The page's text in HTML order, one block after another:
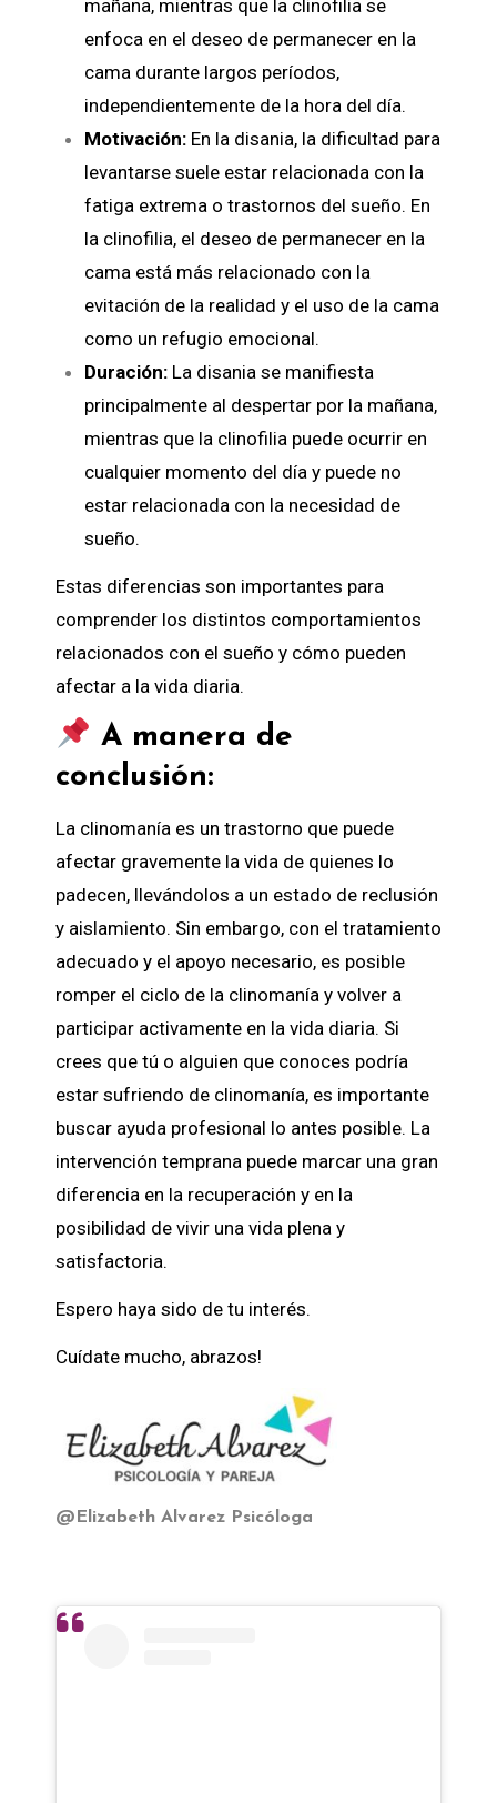
mañana, mientras que la clinofilia se
enfoca en el deseo de permanecer en la
cama durante largos períodos,
independientemente de la hora del día.
Motivación: En la disania, la dificultad para
levantarse suele estar relacionada con la
fatiga extrema o trastornos del sueño. En
la clinofilia, el deseo de permanecer en la
cama está más relacionado con la
evitación de la realidad y el uso de la cama
como un refugio emocional.
Duración: La disania se manifiesta
principalmente al despertar por la mañana,
mientras que la clinofilia puede ocurrir en
cualquier momento del día y puede no
estar relacionada con la necesidad de
sueño.
Estas diferencias son importantes para
comprender los distintos comportamientos
relacionados con el sueño y cómo pueden
afectar a la vida diaria.
A manera de
conclusión:
La clinomanía es un trastorno que puede
afectar gravemente la vida de quienes lo
padecen, llevándolos a un estado de reclusión
y aislamiento. Sin embargo, con el tratamiento
adecuado y el apoyo necesario, es posible
romper el ciclo de la clinomanía y volver a
participar activamente en la vida diaria. Si
crees que tú o alguien que conoces podría
estar sufriendo de clinomanía, es importante
buscar ayuda profesional lo antes posible. La
intervención temprana puede marcar una gran
diferencia en la recuperación y en la
posibilidad de vivir una vida plena y
satisfactoria.
Espero haya sido de tu interés.
Cuídate mucho, abrazos!
@Elizabeth Alvarez Psicóloga